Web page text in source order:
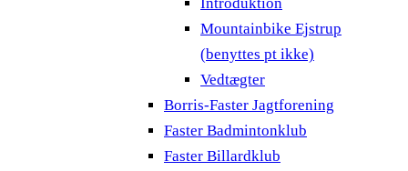
Mountainbike Ejstrup
(benyttes pt ikke)
Vedtægter
Borris-Faster Jagtforening
Faster Badmintonklub
Faster Billardklub